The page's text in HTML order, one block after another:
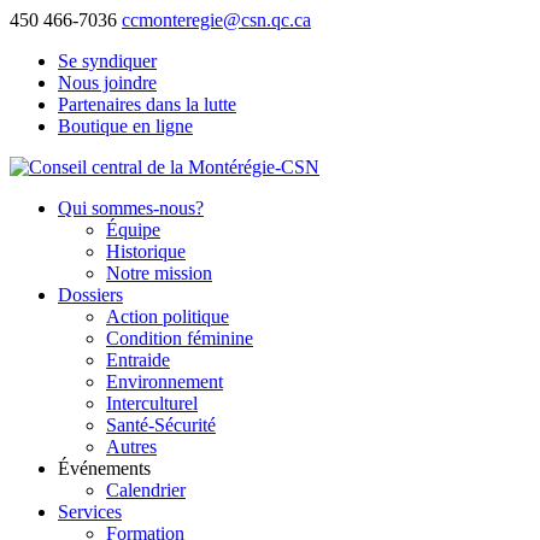
450 466-7036 ccmonteregie@csn.qc.ca
Se syndiquer
Nous joindre
Partenaires dans la lutte
Boutique en ligne
Qui sommes-nous?
Équipe
Historique
Notre mission
Dossiers
Action politique
Condition féminine
Entraide
Environnement
Interculturel
Santé-Sécurité
Autres
Événements
Calendrier
Services
Formation